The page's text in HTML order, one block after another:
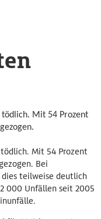
tödlich. Mit 54 Prozent
Mit 54 Prozent
Bei
dies teilweise deutlich
000 Unfällen seit 2005